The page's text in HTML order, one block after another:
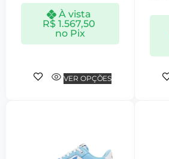
À vista
R$1.567,50
no Pix
VER OPÇÕES